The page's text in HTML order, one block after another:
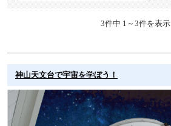
3件中 1～3件を表示
神山天文台で宇宙を学ぼう！